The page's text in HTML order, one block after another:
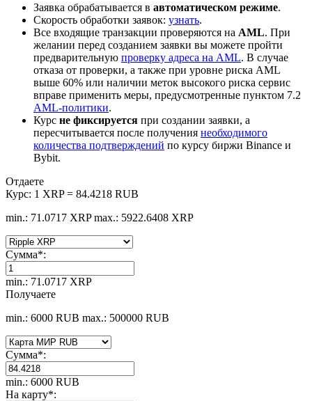
Заявка обрабатывается в автоматическом режиме.
Скорость обработки заявок: узнать.
Все входящие транзакции проверяются на AML. При
желании перед созданием заявки вы можете пройти
предварительную проверку адреса на AML. В случае
отказа от проверки, а также при уровне риска AML
выше 60% или наличии меток высокого риска сервис
вправе применить меры, предусмотренные пунктом 7.2
AML-политики.
Курс не фиксируется при создании заявки, а
пересчитывается после получения необходимого
количества подтверждений по курсу биржи Binance и
Bybit.
Отдаете
Курс: 1 XRP = 84.4218 RUB
min.: 71.0717 XRP max.: 5922.6408 XRP
Сумма*:
min.: 71.0717 XRP
Получаете
min.: 6000 RUB max.: 500000 RUB
Сумма*:
min.: 6000 RUB
На карту*: